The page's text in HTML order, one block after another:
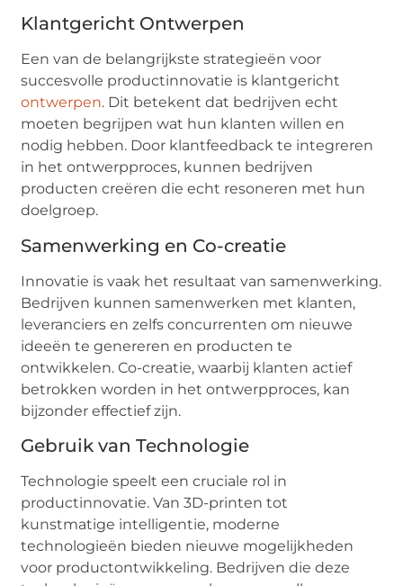
Klantgericht Ontwerpen
Een van de belangrijkste strategieën voor
succesvolle productinnovatie is klantgericht
ontwerpen. Dit betekent dat bedrijven echt
moeten begrijpen wat hun klanten willen en
nodig hebben. Door klantfeedback te integreren
in het ontwerpproces, kunnen bedrijven
producten creëren die echt resoneren met hun
doelgroep.
Samenwerking en Co-creatie
Innovatie is vaak het resultaat van samenwerking.
Bedrijven kunnen samenwerken met klanten,
leveranciers en zelfs concurrenten om nieuwe
ideeën te genereren en producten te
ontwikkelen. Co-creatie, waarbij klanten actief
betrokken worden in het ontwerpproces, kan
bijzonder effectief zijn.
Gebruik van Technologie
Technologie speelt een cruciale rol in
productinnovatie. Van 3D-printen tot
kunstmatige intelligentie, moderne
technologieën bieden nieuwe mogelijkheden
voor productontwikkeling. Bedrijven die deze